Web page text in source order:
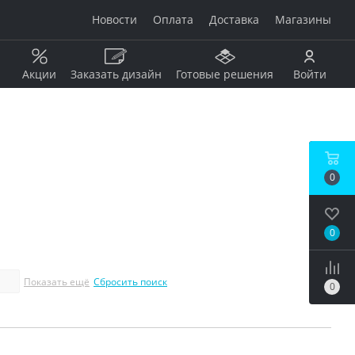
Новости Оплата Доставка Магазины
Кирпич
Акции Заказать дизайн Готовые решения Войти
Показать ещё Сбросить поиск
0
0
0